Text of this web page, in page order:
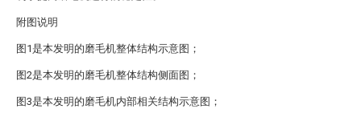
附图说明
图1是本发明的磨毛机整体结构示意图；
图2是本发明的磨毛机整体结构侧面图；
图3是本发明的磨毛机内部相关结构示意图；